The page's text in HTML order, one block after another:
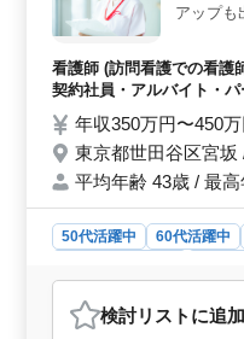
られています。経験豊
の専門知識や技術を存分
の経験やスキルを活か
向上させることに貢献で
アップも
行います
支援・相
服薬指導
と精神疾
・ターミ
採用実績
クライフ
ぜひ今ま
大型連休
夜勤無
看護師 (訪問看護での看護
契約社員・アルバイト・パ
年収350万円〜450
東京都世田谷区宮坂
平均年齢 43歳 / 最
50代活躍中 60代活躍中
おすすめポイント
検討リスト に追加